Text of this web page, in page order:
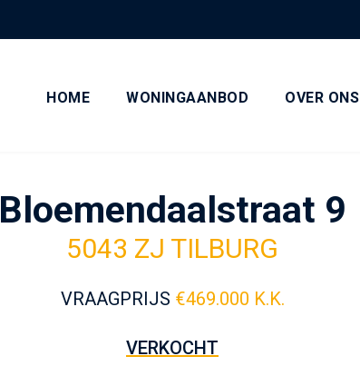
HOME WONINGAANBOD OVER ONS
Bloemendaalstraat 9
5043 ZJ TILBURG
VRAAGPRIJS €469.000 K.K.
VERKOCHT